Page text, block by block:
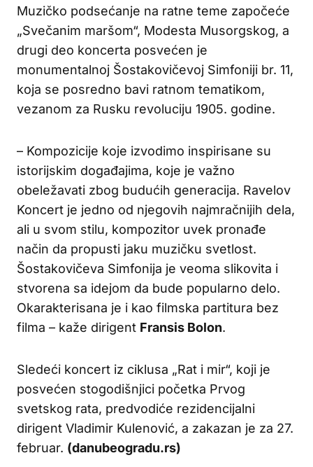
Muzičko podsećanje na ratne teme započeće
„Svečanim maršom“, Modesta Musorgskog, a
drugi deo koncerta posvećen je
monumentalnoj Šostakovičevoj Simfoniji br. 11,
koja se posredno bavi ratnom tematikom,
vezanom za Rusku revoluciju 1905. godine.
– Kompozicije koje izvodimo inspirisane su
istorijskim događajima, koje je važno
obeležavati zbog budućih generacija. Ravelov
Koncert je jedno od njegovih najmračnijih dela,
ali u svom stilu, kompozitor uvek pronađe
način da propusti jaku muzičku svetlost.
Šostakovičeva Simfonija je veoma slikovita i
stvorena sa idejom da bude popularno delo.
Okarakterisana je i kao filmska partitura bez
filma – kaže dirigent Fransis Bolon.
Sledeći koncert iz ciklusa „Rat i mir“, koji je
posvećen stogodišnjici početka Prvog
svetskog rata, predvodiće rezidencijalni
dirigent Vladimir Kulenović, a zakazan je za 27.
februar. (danubeogradu.rs)